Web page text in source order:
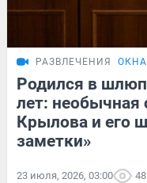
РАЗВЛЕЧЕНИЯ ОКНА
Родился в
лет: необычная
Крылова и его
заметки»
23 июля, 2026, 03:00